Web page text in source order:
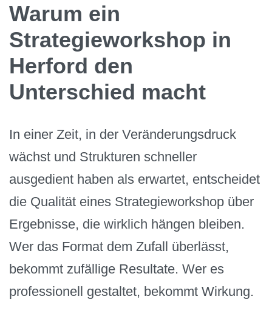
Warum ein
Strategieworkshop in
Herford den
Unterschied macht
In einer Zeit, in der Veränderungsdruck
wächst und Strukturen schneller
ausgedient haben als erwartet, entscheidet
die Qualität eines Strategieworkshop über
Ergebnisse, die wirklich hängen bleiben.
Wer das Format dem Zufall überlässt,
bekommt zufällige Resultate. Wer es
professionell gestaltet, bekommt Wirkung.